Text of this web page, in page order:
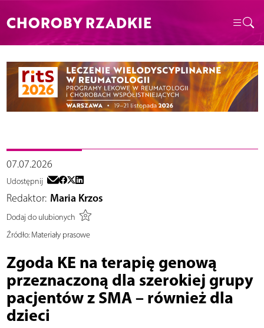
CHOROBY RZADKIE
07.07.2026
Udostępnij
Redaktor: Maria Krzos
Dodaj do ulubionych
Źródło:Materiały prasowe
Zgoda KE na terapię genową
przeznaczoną dla szerokiej grupy
pacjentów z SMA – również dla
dzieci